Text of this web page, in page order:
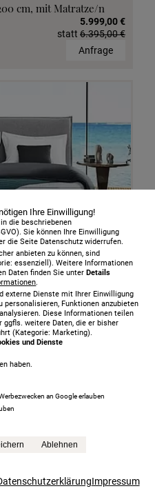
cm, mit Matratze/n
5.999,00 €
statt 6.395,00 €
Anfrage
cm, mit Matratze/n,
5.999,00 €
statt13.865,00 €
Ihre Einwilligung!
die beschriebenen
Sie können Ihre Einwilligung
die Seite Datenschutz widerrufen.
anbieten zu können, sind
essenziell). Weitere Informationen
Daten finden Sie unterDetails
.
externe Dienste mit Ihrer Einwilligung
personalisieren, Funktionen anzubieten
Diese Informationen teilen
weitere Daten, die er bisher
(Kategorie: Marketing).
und Dienste
haben.
an Google erlauben
Ablehnen
Impressum